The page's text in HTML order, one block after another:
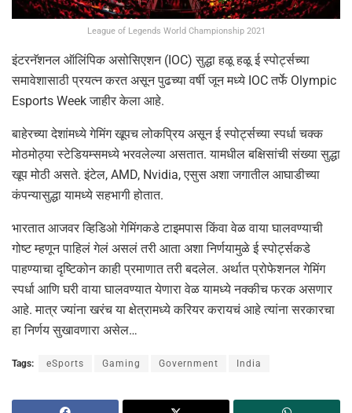
League of Legends World Championship 2021
इंटरनॅशनल ऑलिंपिक असोसिएशन (IOC) सुद्धा हळू हळू ई स्पोर्ट्सच्या
समावेशासाठी प्रयत्न करत असून पुढच्या वर्षी जून मध्ये IOC तर्फे Olympic
Esports Week जाहीर केला आहे.
बाहेरच्या देशांमध्ये गेमिंग खूपच लोकप्रिय असून ई स्पोर्ट्सच्या स्पर्धा चक्क
मोठमोठ्या स्टेडियम्समध्ये भरवलेल्या असतात. यामधील बक्षिसांची संख्या सुद्धा
खूप मोठी असते. इंटेल, AMD, Nvidia, एसुस अशा जगातील आघाडीच्या
कंपन्यासुद्धा यामध्ये सहभागी होतात.
भारतात आजवर व्हिडिओ गेमिंगकडे टाइमपास किंवा वेळ वाया घालवण्याची
गोष्ट म्हणून पाहिलं गेलं असलं तरी आता अशा निर्णयामुळे ई स्पोर्ट्सकडे
पाहण्याचा दृष्टिकोन काही प्रमाणात तरी बदलेल. अर्थात प्रोफेशनल गेमिंग
स्पर्धा आणि घरी वाया घालवण्यात येणारा वेळ यामध्ये नक्कीच फरक असणार
आहे. मात्र ज्यांना खरंच या क्षेत्रामध्ये करियर करायचं आहे त्यांना सरकारचा
हा निर्णय सुखावणारा असेल…
Tags: eSports Gaming Government India